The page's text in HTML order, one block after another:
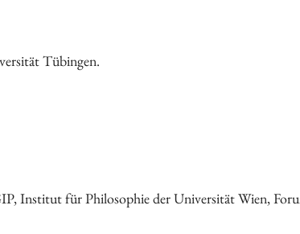
Tübingen.
Institut für Philosophie der Universität Wien,